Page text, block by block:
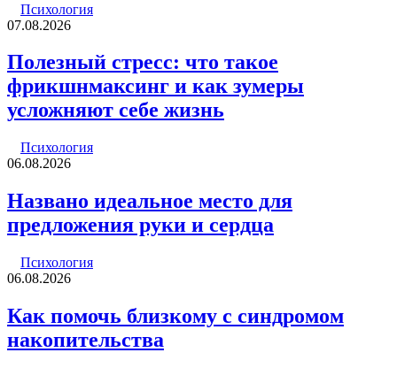
Психология
07.08.2026
Полезный стресс: что такое
фрикшнмаксинг и как зумеры
усложняют себе жизнь
Психология
06.08.2026
Названо идеальное место для
предложения руки и сердца
Психология
06.08.2026
Как помочь близкому с синдромом
накопительства